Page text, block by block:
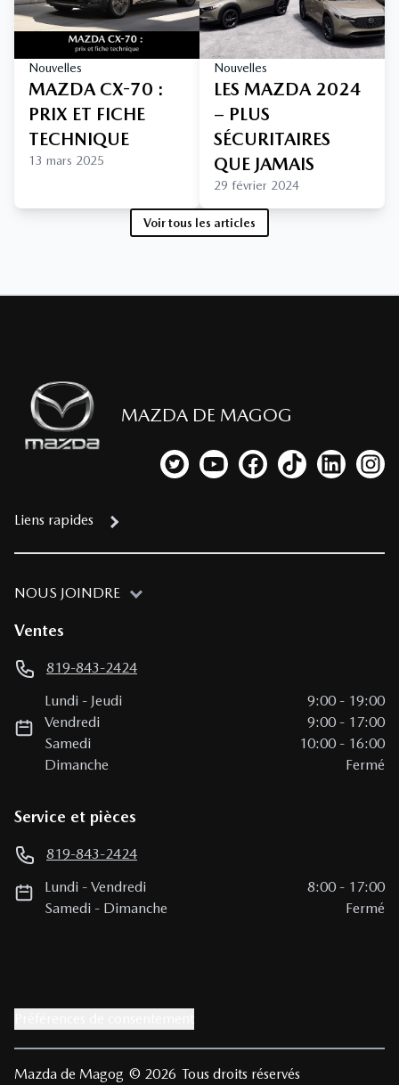
Nouvelles
MAZDA CX-70 :
PRIX ET FICHE
TECHNIQUE
13 mars 2025
Nouvelles
LES MAZDA 2024
– PLUS
SÉCURITAIRES
QUE JAMAIS
29 février 2024
Voir tous les articles
MAZDA DE MAGOG
Lien vers notre compte Twitter
Lien vers notre chaîne
Lien vers notre page
Lien vers notre
Lien vers
Lien
Liens rapides
NOUS JOINDRE
Ventes
819-843-2424
Lundi - Jeudi 9:00 - 19:00
Vendredi
9:00 - 17:00
Samedi
10:00 - 16:00
Dimanche
Fermé
Service et pièces
819-843-2424
Lundi -Vendredi 8:00 - 17:00
Samedi - Dimanche Fermé
Mazda de Magog © 2026 Tous droits réservés